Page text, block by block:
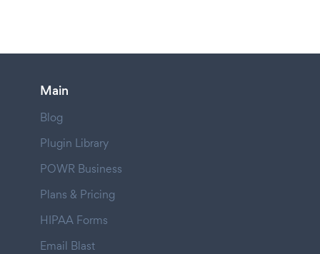
Main
Blog
Plugin Library
POWR Business
Plans & Pricing
HIPAA Forms
Email Blast